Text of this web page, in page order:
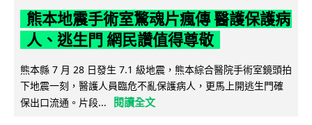
熊本地震手術室驚魂片瘋傳 醫護保護病
人、逃生門 網民讚值得尊敬
熊本縣 7 月 28 日發生 7.1 級地震，熊本綜合醫院手術室鏡頭拍
下地震一刻，醫護人員臨危不亂保護病人，更馬上開逃生門確
保出口流通。片段...
閱讀全文